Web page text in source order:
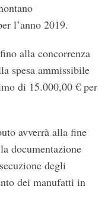
l’anno 2019.
alla concorrenza
spesa ammissibile
di 15.000,00 € per
avverrà alla fine
documentazione
degli
dei manufatti in